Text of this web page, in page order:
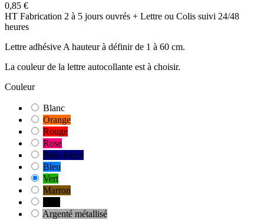
0,85 €
HT Fabrication 2 à 5 jours ouvrés + Lettre ou Colis suivi 24/48
heures
Lettre adhésive A hauteur à définir de 1 à 60 cm.
La couleur de la lettre autocollante est à choisir.
Couleur
Blanc
Orange
Rouge
Rose
Bleu foncé
Bleu
Vert
Marron
Argenté métallisé